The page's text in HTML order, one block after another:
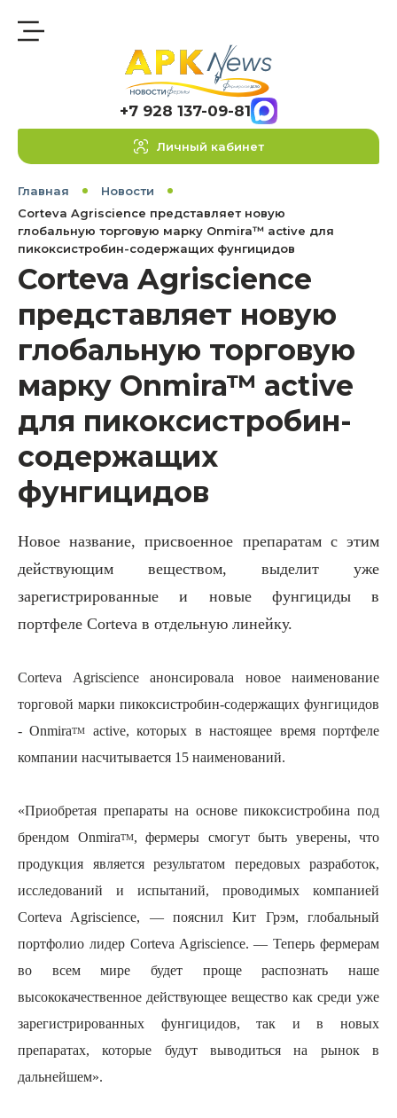
+7 928 137-09-81
Личный кабинет
Главная
Новости
Corteva Agriscience представляет новую
глобальную торговую марку Onmira™ active для
пикоксистробин-содержащих фунгицидов
Corteva Agriscience
представляет новую
глобальную торговую
марку Onmira™ active
для пикоксистробин-
содержащих
фунгицидов
Новое название, присвоенное препаратам с этим
действующим веществом, выделит уже
зарегистрированные и новые фунгициды в
портфеле Corteva в отдельную линейку.
Corteva Agriscienceанонсировала новое наименование
торговой марки пикоксистробин-содержащих фунгицидов
- OnmiraTM active, которых в настоящее время портфеле
компании насчитывается 15 наименований.
«Приобретая препараты на основе пикоксистробина под
брендом OnmiraTM, фермеры смогут быть уверены, что
продукция является результатом передовых разработок,
исследований и испытаний, проводимых компанией
Corteva Agriscience, — пояснил Кит Грэм, глобальный
портфолио лидер Corteva Agriscience. — Теперь фермерам
во всем мире будет проще распознать наше
высококачественное действующее вещество как среди уже
зарегистрированных фунгицидов, так и в новых
препаратах, которые будут выводиться на рынок в
дальнейшем».